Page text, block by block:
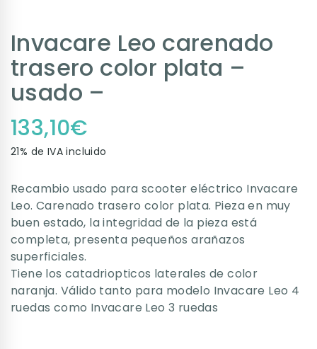
Invacare Leo carenado
trasero color plata –
usado –
133,10€
21% de IVA incluido
Recambio usado para scooter eléctrico Invacare
Leo. Carenado trasero color plata. Pieza en muy
buen estado, la integridad de la pieza está
completa, presenta pequeños arañazos
superficiales.
Tiene los catadriopticos laterales de color
naranja. Válido tanto para modelo Invacare Leo 4
ruedas como Invacare Leo 3 ruedas